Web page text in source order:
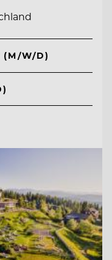
(M/W/D)